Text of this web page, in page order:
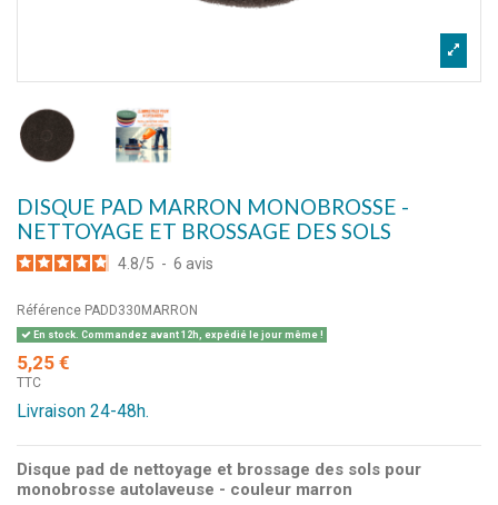
DISQUE PAD MARRON MONOBROSSE -
NETTOYAGE ET BROSSAGE DES SOLS
4.8/5 - 6 avis
Référence PADD330MARRON
En stock. Commandez avant 12h, expédié le jour même !
5,25 €
TTC
Livraison 24-48h.
Disque pad de nettoyage et brossage des sols pour
monobrosse autolaveuse - couleur marron